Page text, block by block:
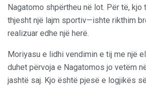
Nagatomo shpërtheu në lot. Për të, kjo
thjesht një lajm sportiv—ishte rikthim
realizuar edhe një herë.
Moriyasu e lidhi vendimin e tij me një
duhet përvoja e Nagatomos jo vetëm
jashtë saj. Kjo është pjesë e logjikës